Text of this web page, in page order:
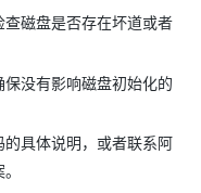
磁盘是否存在坏道或者
没有影响磁盘初始化的
具体说明，或者联系阿